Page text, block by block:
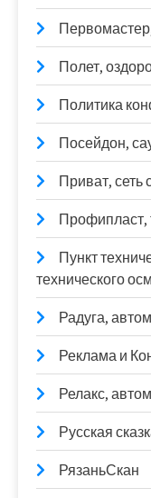
Полет,
Политика
Посейдон,
Приват, сеть
Профипласт,
Пункт
технического
Радуга,
Реклама и
Релакс,
Русская
РязаньСкан